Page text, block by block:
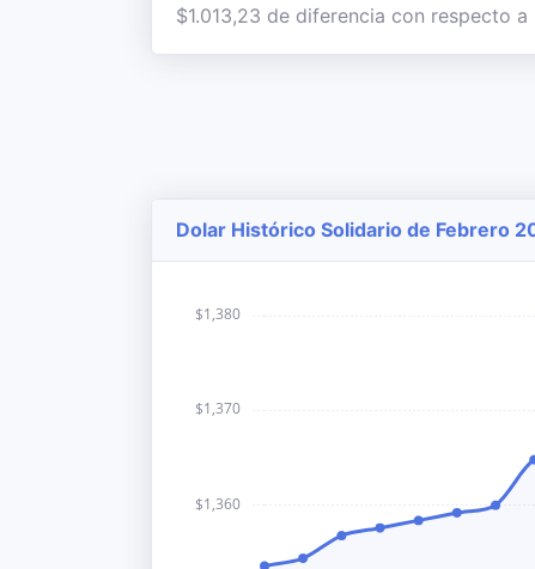
$1.013,23 de diferencia con respecto a
Dolar Histórico Solidario de Febrero